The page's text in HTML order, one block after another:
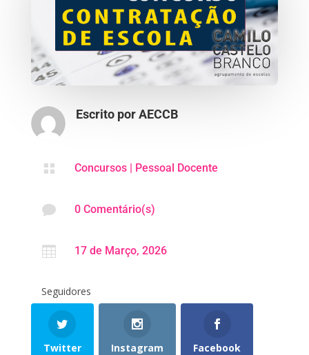
Escrito porAECCB
 Concursos| Pessoal Docente
 0 Comentário(s)
 17 de Março, 2026
Seguidores
Twitter
Instagram
Facebook